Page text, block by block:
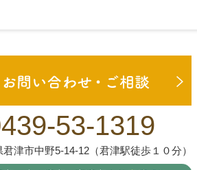
53-1319
君津市中野5-14-12（君津駅徒歩１０分）